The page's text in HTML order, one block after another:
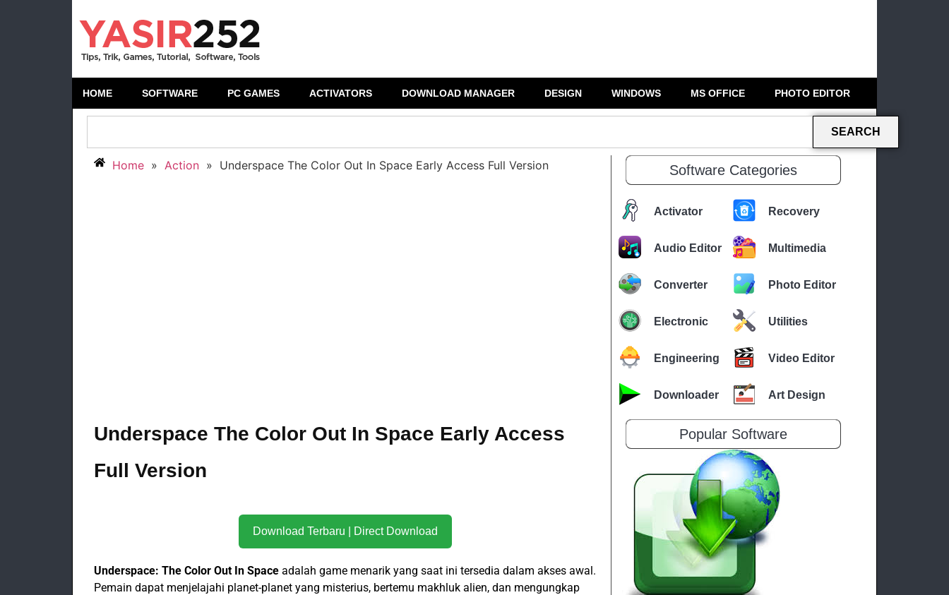
HOME SOFTWARE PC GAMES ACTIVATORS DOWNLOAD MANAGER DESIGN WINDOWS MS OFFICE PHOTO EDITOR
SEARCH
Home » Action » Underspace The Color Out In Space Early Access Full Version
Underspace The Color Out In Space Early Access
Full Version
Download Terbaru | Direct Download
Underspace: The Color Out In Space adalah game menarik yang saat ini tersedia dalam akses awal.
Pemain dapat menjelajahi planet-planet yang misterius, bertemu makhluk alien, dan mengungkap
Software Categories
Activator Recovery
Audio Editor Multimedia
Converter Photo Editor
Electronic Utilities
Engineering Video Editor
Downloader Art Design
Popular Software